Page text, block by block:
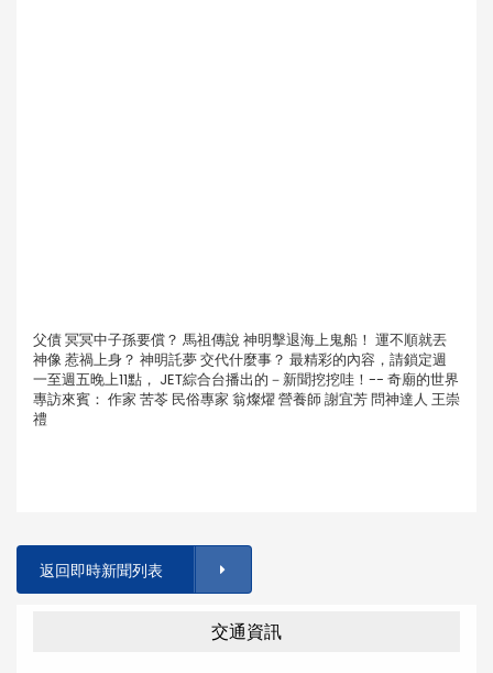
父債 冥冥中子孫要償？ 馬祖傳說 神明擊退海上鬼船！ 運不順就丟
神像 惹禍上身？ 神明託夢 交代什麼事？ 最精彩的內容，請鎖定週
一至週五晚上11點， JET綜合台播出的－新聞挖挖哇！-- 奇廟的世界
專訪來賓： 作家 苦苓 民俗專家 翁燦燿 營養師 謝宜芳 問神達人 王崇
禮
返回即時新聞列表
交通資訊